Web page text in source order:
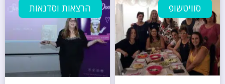
סוויטשופ הרצאות וסדנאות